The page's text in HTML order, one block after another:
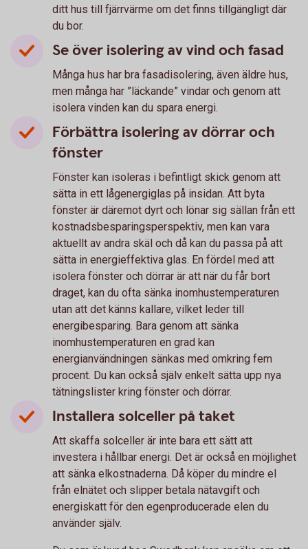
ditt hus till fjärrvärme om det finns tillgängligt där
du bor.
Se över isolering av vind och fasad
Många hus har bra fasadisolering, även äldre hus,
men många har ”läckande” vindar och genom att
isolera vinden kan du spara energi.
Förbättra isolering av dörrar och
fönster
Fönster kan isoleras i befintligt skick genom att
sätta in ett lågenergiglas på insidan. Att byta
fönster är däremot dyrt och lönar sig sällan från ett
kostnadsbesparingsperspektiv, men kan vara
aktuellt av andra skäl och då kan du passa på att
sätta in energieffektiva glas. En fördel med att
isolera fönster och dörrar är att när du får bort
draget, kan du ofta sänka inomhustemperaturen
utan att det känns kallare, vilket leder till
energibesparing. Bara genom att sänka
inomhustemperaturen en grad kan
energianvändningen sänkas med omkring fem
procent. Du kan också själv enkelt sätta upp nya
tätningslister kring fönster och dörrar.
Installera solceller på taket
Att skaffa solceller är inte bara ett sätt att
investera i hållbar energi. Det är också en möjlighet
att sänka elkostnaderna. Då köper du mindre el
från elnätet och slipper betala nätavgift och
energiskatt för den egenproducerade elen du
använder själv.